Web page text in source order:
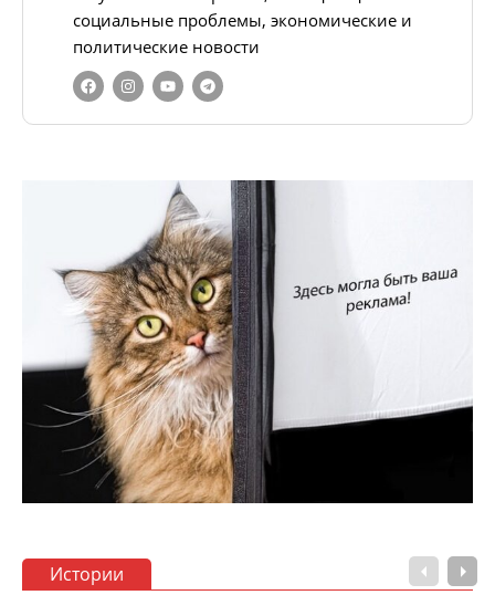
социальные проблемы, экономические и
политические новости
Истории